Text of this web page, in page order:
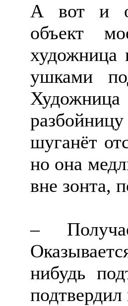
А вот и
объект
художница
ушками
шуганёт
но она
вне зонта,
–
нибудь